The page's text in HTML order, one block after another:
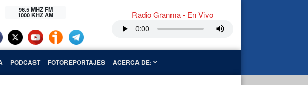
96.5 MHZ FM
1000 KHZ AM Radio Granma - En Vivo
PODCAST FOTOREPORTAJES ACERCA DE: